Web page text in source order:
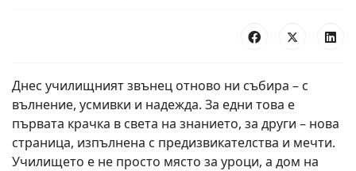
Днес училищният звънец отново ни събира – с
вълнение, усмивки и надежда. За едни това е
първата крачка в света на знанието, за други – нова
страница, изпълнена с предизвикателства и мечти.
Училището е не просто място за уроци, а дом на